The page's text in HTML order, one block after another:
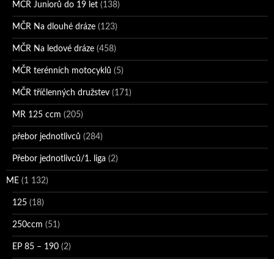
MČR Juniorů do 19 let (138)
MČR Na dlouhé dráze (123)
MČR Na ledové dráze (458)
MČR terénních motocyklů (5)
MČR tříčlenných družstev (171)
MR 125 ccm (205)
přebor jednotlivců (284)
Přebor jednotlivců/1. liga (2)
ME (1 132)
125 (18)
250ccm (51)
EP 85 – 190 (2)